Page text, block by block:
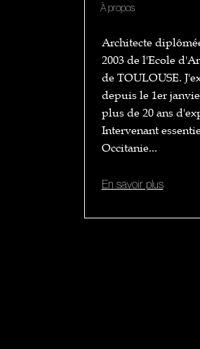
À propos
Architecte
2003 de l'Ecole
de TOULOUSE.
depuis le 1er
plus de 20 ans
Intervenant
Occitanie...
En savoir plus